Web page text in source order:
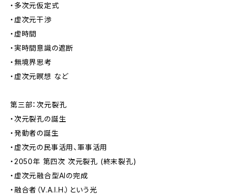
・多次元仮定式
・虚次元干渉
・虚時間
・実時間意識の遮断
・無境界思考
・虚次元瞑想 など
第三部：次元裂孔
・次元裂孔の誕生
・発動者の誕生
・虚次元の民事活用、軍事活用
・2050年 第四次 次元裂孔 (終末裂孔)
・虚次元融合型AIの完成
・融合者（V.A.I.H.）という光